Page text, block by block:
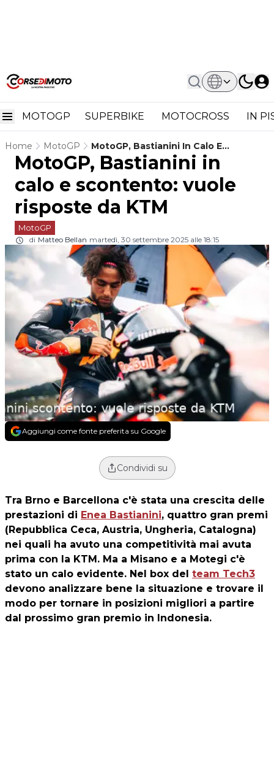
MOTOGP SUPERBIKE MOTOCROSS IN
Home MotoGP
MotoGP, Bastianini In Calo E
Scontento: Vuole Risposte Da KTM
MotoGP, Bastianini in
calo e scontento: vuole
risposte da KTM
MotoGP
di Matteo Bellan martedì, 30 settembre 2025 alle 18:15
Aggiungi come fonte preferita su Google
Condividi su
Tra Brno e Barcellona c'è stata una crescita delle
prestazioni di Enea Bastianini, quattro gran premi
(Repubblica Ceca, Austria, Ungheria, Catalogna)
nei quali ha avuto una competitività mai avuta
prima con la KTM. Ma a Misano e a Motegi c'è
stato un calo evidente. Nel box del team Tech3
devono analizzare bene la situazione e trovare il
modo per tornare in posizioni migliori a partire
dal prossimo gran premio in Indonesia.